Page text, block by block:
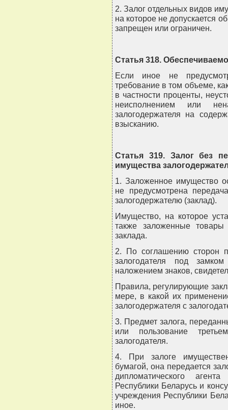
2. Залог отдельных видов
на которое не допускается
запрещен или ограничен.
Статья 318.
Если иное не
требование в том объеме,
в частности проценты,
неисполнением или
залогодержателя на
взысканию.
Статья 319. Залог без
имущества
1. Заложенное имущество
не предусмотрена
залогодержателю (заклад).
Имущество, на которое
также заложенные
заклада.
2. По соглашению сторон
залогодателя под
наложением знаков,
Правила, регулирующие
мере, в какой их
залогодержателя с
3. Предмет залога,
или пользование
залогодателя.
4. При залоге
бумагой, она передается
дипломатического агента
Республики Беларусь и
учреждения Республики
иное.